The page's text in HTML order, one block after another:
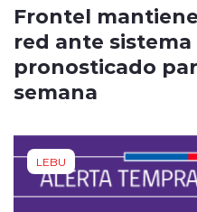
Frontel
red ante
pronosticado
semana
LEBU